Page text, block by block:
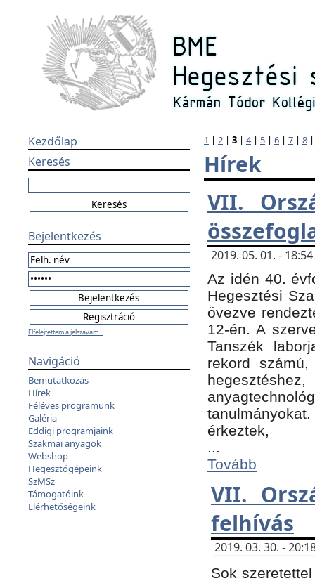
Kezdőlap
Keresés
Bejelentkezés
Elfelejtettem a jelszavam...
Navigáció
Bemutatkozás
Hírek
Féléves programunk
Galéria
Eddigi programjaink
Szakmai anyagok
Webshop
Hegesztőgépeink
SzMSz
Támogatóink
Elérhetőségeink
1 | 2 | 3 | 4| 5 | 6 | 7 | 8
Hírek
VII.
2019. 05. 01. -
Az idén 40.
Hegesztési
övezve
12-én. A
Tanszék
rekord
érkeztek,
...
Tovább
VII.
felhívás
2019. 03. 30. -
Sok